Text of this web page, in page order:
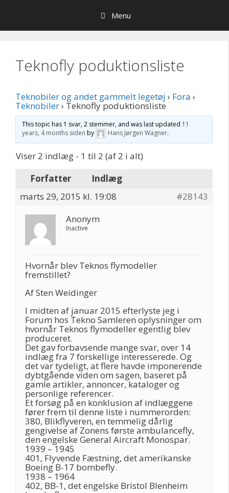
indhold
Menu
Teknofly poduktionsliste
Teknobiler og andet gammelt legetøj › Fora ›
Teknobiler› Teknofly poduktionsliste
This topic has 1 svar, 2 stemmer, and was last updated 11
years, 4 months siden by Hans Jørgen Wagner.
Viser 2 indlæg - 1 til 2 (af 2 i alt)
Forfatter
Indlæg
marts 29, 2015 kl. 19:08
#28143
Anonym
Inactive
Hvornår blev Teknos flymodeller
fremstillet?
Af Sten Weidinger
I midten af januar 2015 efterlyste jeg i
Forum hos Tekno Samleren oplysninger om
hvornår Teknos flymodeller egentlig blev
produceret.
Det gav forbavsende mange svar, over 14
indlæg fra 7 forskellige interesserede. Og
det var tydeligt, at flere havde imponerende
dybtgående viden om sagen, baseret på
gamle artikler, annoncer, kataloger og
personlige referencer.
Et forsøg på en konklusion af indlæggene
fører frem til denne liste i nummerorden:
380, Blikflyveren, en temmelig dårlig
gengivelse af Zonens første ambulancefly,
den engelske General Aircraft Monospar.
1939 – 1945
401, Flyvende Fæstning, det amerikanske
Boeing B-17 bombefly.
1938 – 1964
402, BB-1, det engelske Bristol Blenheim